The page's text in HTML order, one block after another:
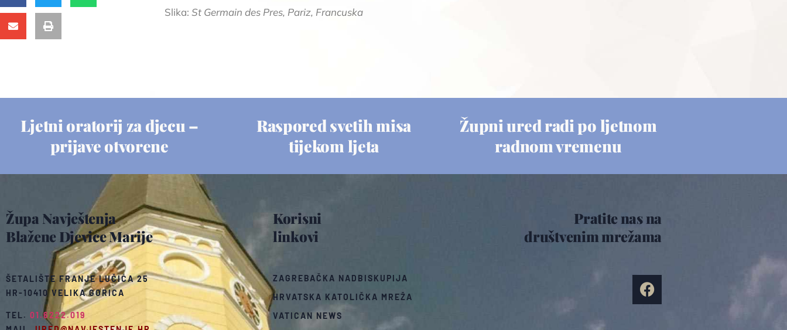
Slika:St Germain des Pres, Pariz, Francuska
Ljetni oratorij za djecu –
prijave otvorene
Raspored svetih misa
tijekom ljeta
Župni ured radi po ljetnom
radnom vremenu
Župa Navještenja
Blažene Djevice Marije
ŠETALIŠTE FRANJE LUČIĆA 25
HR-10410 VELIKA GORICA
TEL. 01.6222.019
Korisni
linkovi
ZAGREBAČKA NADBISKUPIJA
HRVATSKA KATOLIČKA MREŽA
VATICAN NEWS
Pratite nas na
društvenim mrežama